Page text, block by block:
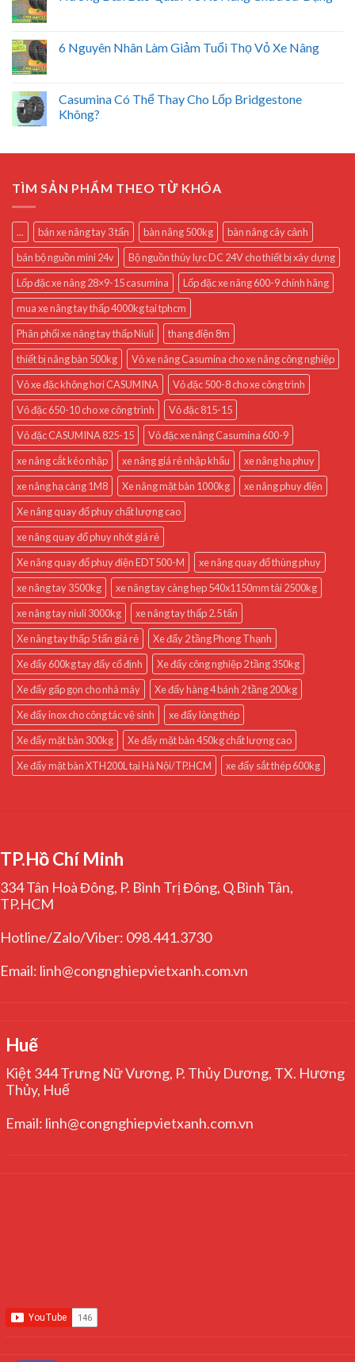
6 Nguyên Nhân Làm Giảm Tuổi Thọ Vỏ Xe Nâng
Casumina Có Thể Thay Cho Lốp Bridgestone
Không?
TÌM SẢN PHẨM THEO TỪ KHÓA
... bán xe nâng tay 3 tấn bàn nâng 500kg
bàn nâng cây cảnh
bán bộ nguồn mini 24v
Bộ nguồn thủy lực DC 24V cho thiết bị xây dựng
Lốp đặc xe nâng 28×9-15 casumina
Lốp đặc xe nâng 600-9 chính hãng
mua xe nâng tay thấp 4000kg tại tphcm
Phân phối xe nâng tay thấp Niuli
thang điện 8m
thiết bị nâng bàn 500kg
Vỏ xe nâng Casumina cho xe nâng công nghiệp
Vỏ xe đặc không hơi CASUMINA
Vỏ đặc 500-8 cho xe công trình
Vỏ đặc 650-10 cho xe công trình
Vỏ đặc 815-15
Vỏ đặc CASUMINA 825-15
Vỏ đặc xe nâng Casumina 600-9
xe nâng cắt kéo nhập
xe nâng giá rẻ nhập khẩu
xe nâng hạ phuy
xe nâng hạ càng 1M8
Xe nâng mặt bàn 1000kg
xe nâng phuy điện
Xe nâng quay đổ phuy chất lượng cao
xe nâng quay đổ phuy nhót giá rẻ
Xe nâng quay đổ phuy điện EDT500-M
xe nâng quay đổ thùng phuy
xe nâng tay 3500kg
xe nâng tay càng hẹp 540x1150mm tải 2500kg
xe nâng tay niuli 3000kg
xe nâng tay thấp 2.5 tấn
Xe nâng tay thấp 5 tấn giá rẻ
Xe đẩy 2 tầng Phong Thạnh
Xe đẩy 600kg tay đẩy cố định
Xe đẩy công nghiệp 2 tầng 350kg
Xe đẩy gấp gọn cho nhà máy
Xe đẩy hàng 4 bánh 2 tầng 200kg
Xe đẩy inox cho công tác vệ sinh
xe đẩy lòng thép
Xe đẩy mặt bàn 300kg
Xe đẩy mặt bàn 450kg chất lượng cao
Xe đẩy mặt bàn XTH200L tại Hà Nội/TP.HCM
xe đẩy sắt thép 600kg
TP.Hồ Chí Minh
334 Tân Hoà Đông, P. Bình Trị Đông, Q.Bình Tân,
TP.HCM
Hotline/Zalo/Viber: 098.441.3730
Email: linh@congnghiepvietxanh.com.vn
Huế
Kiệt 344 Trưng Nữ Vương, P. Thủy Dương, TX. Hương
Thủy, Huế
Email: linh@congnghiepvietxanh.com.vn